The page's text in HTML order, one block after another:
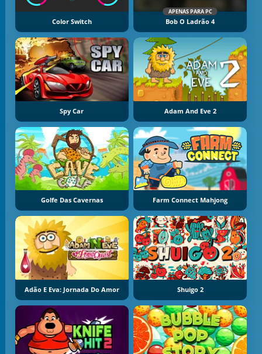
Color Switch
APENAS PARA PC
Bob O Ladrão 4
Spy Car Adam And Eve 2
Golfe Das Cavernas Farm Connect Mahjong
Adão E Eva: Jornada Do Amor Shuigo 2